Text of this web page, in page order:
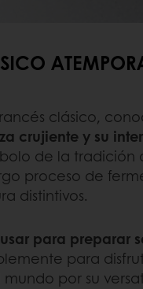
clásico,
crujiente y su
de la tradición
proceso de
distintivos.
para preparar
para
por su